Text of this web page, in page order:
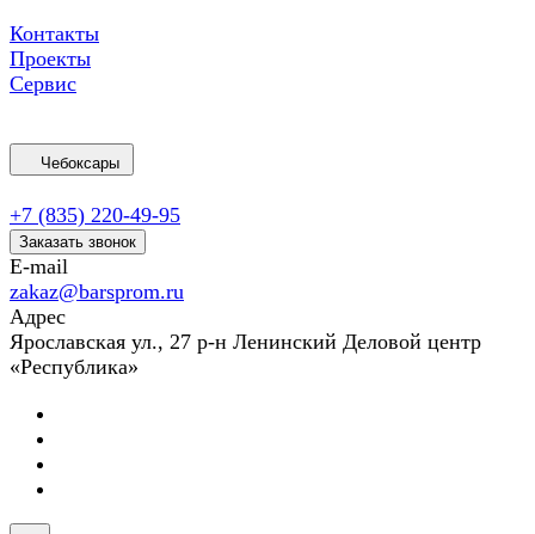
Контакты
Проекты
Сервис
Чебоксары
+7 (835) 220-49-95
Заказать звонок
E-mail
zakaz@barsprom.ru
Адрес
Ярославская ул., 27 р-н Ленинский Деловой центр
«Республика»